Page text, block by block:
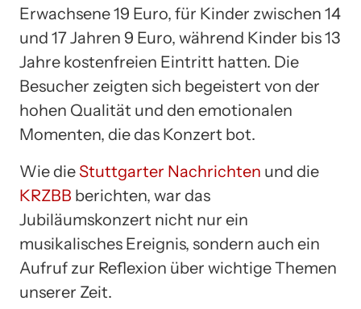
Erwachsene 19 Euro, für Kinder zwischen 14
und 17 Jahren 9 Euro, während Kinder bis 13
Jahre kostenfreien Eintritt hatten. Die
Besucher zeigten sich begeistert von der
hohen Qualität und den emotionalen
Momenten, die das Konzert bot.
Wie die Stuttgarter Nachrichten und die
KRZBB berichten, war das
Jubiläumskonzert nicht nur ein
musikalisches Ereignis, sondern auch ein
Aufruf zur Reflexion über wichtige Themen
unserer Zeit.